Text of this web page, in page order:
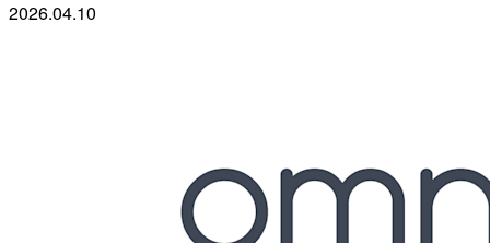
2026.04.10